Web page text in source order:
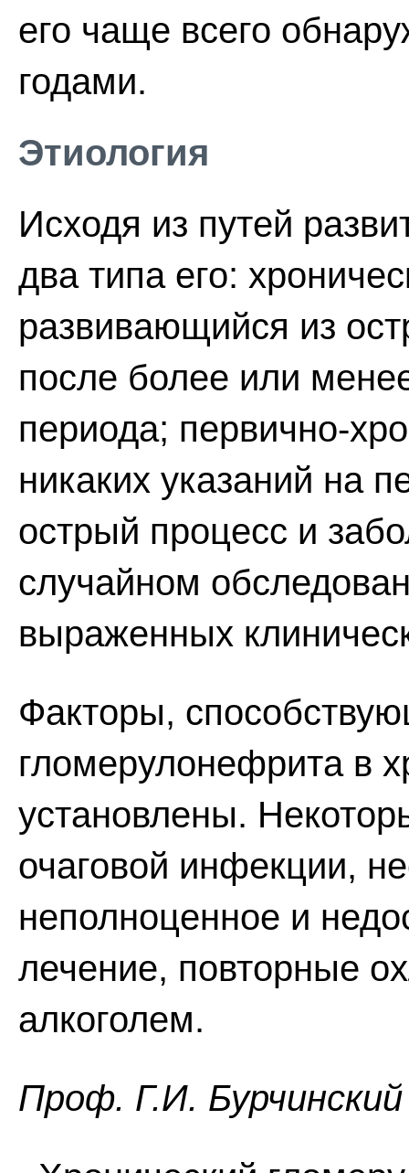
его чаще всего
годами.
Этиология
Исходя из путей
два типа его:
развивающийся из
после более или
периода; первично-
никаких указаний на
острый процесс и
случайном
выраженных
Факторы,
гломерулонефрита в
установлены.
очаговой инфекции,
неполноценное и
лечение, повторные
алкоголем.
Проф. Г.И. Бурчинский